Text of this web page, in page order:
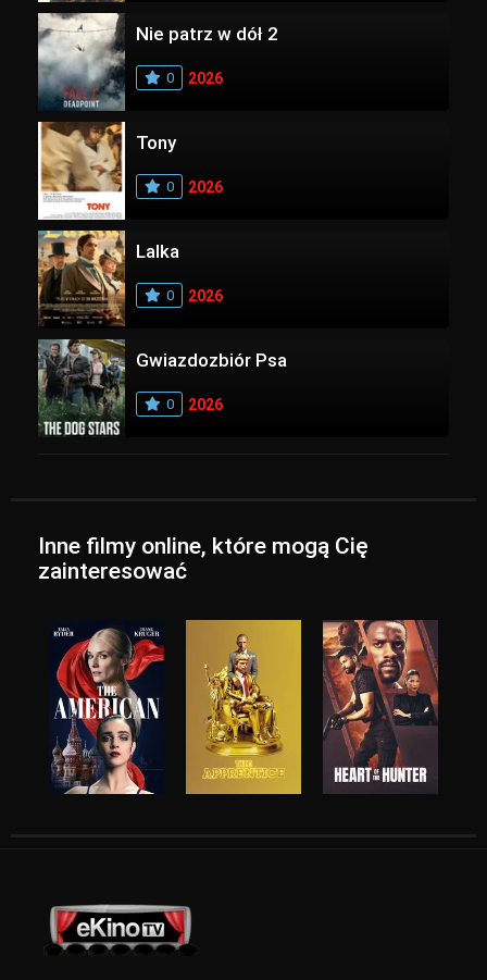
Nie patrz w dół 2
0 2026
Tony
0 2026
Lalka
0 2026
Gwiazdozbiór Psa
0 2026
Inne filmy online, które mogą Cię
zainteresować